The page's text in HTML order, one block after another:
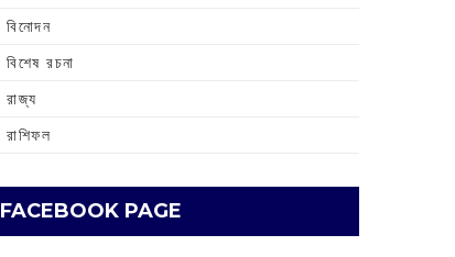
বিনোদন
বিশেষ রচনা
রাজ্য
রাশিফল
FACEBOOK PAGE